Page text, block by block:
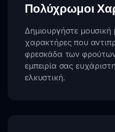
Πολύχρωμοι
Δημιουργήστε
χαρακτήρες που
φρεσκάδα των
εμπειρία σας
ελκυστική.